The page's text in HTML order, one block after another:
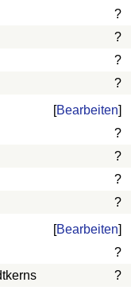
?
?
?
?
[Bearbeiten]
?
?
?
?
[Bearbeiten]
?
?